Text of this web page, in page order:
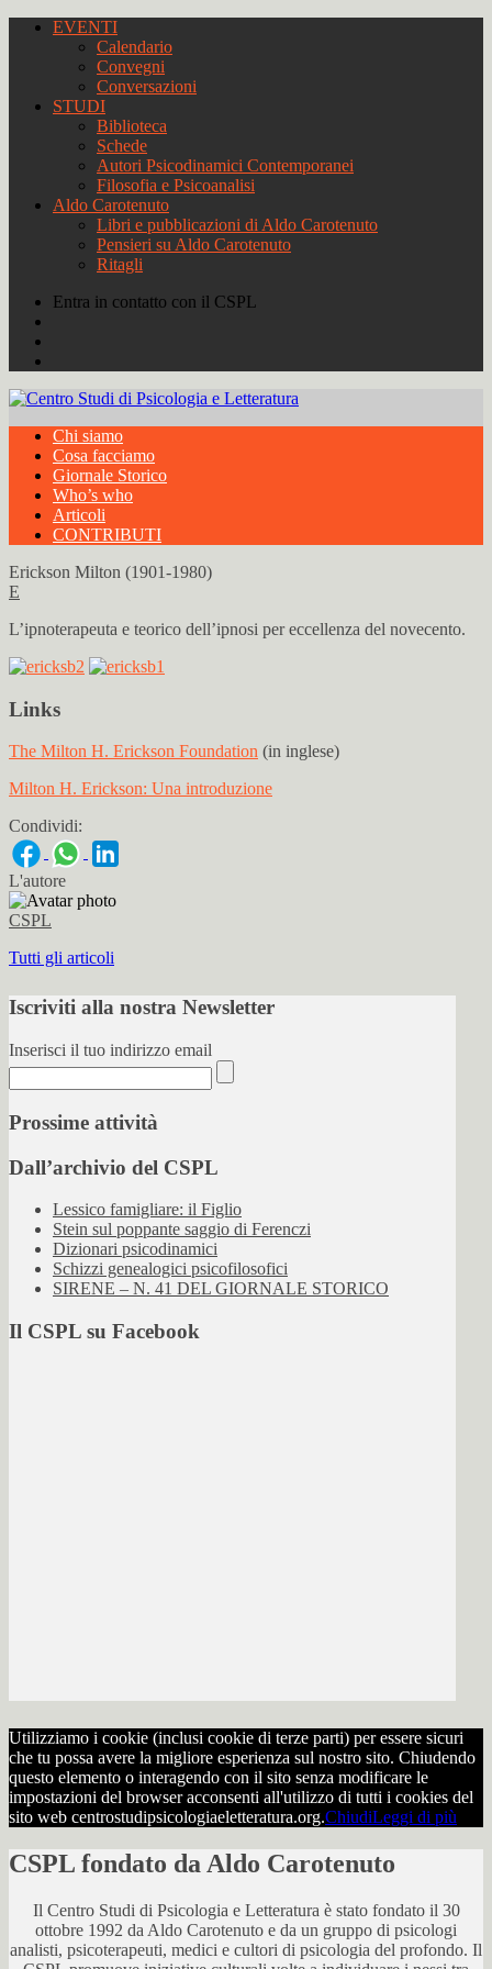
EVENTI
Calendario
Convegni
Conversazioni
STUDI
Biblioteca
Schede
Autori Psicodinamici Contemporanei
Filosofia e Psicoanalisi
Aldo Carotenuto
Libri e pubblicazioni di Aldo Carotenuto
Pensieri su Aldo Carotenuto
Ritagli
Entra in contatto con il CSPL
Chi siamo
Cosa facciamo
Giornale Storico
Who’s who
Articoli
CONTRIBUTI
Erickson Milton (1901-1980)
E
L’ipnoterapeuta e teorico dell’ipnosi per eccellenza del novecento.
Links
The Milton H. Erickson Foundation (in inglese)
Milton H. Erickson: Una introduzione
Condividi:
L'autore
CSPL
Tutti gli articoli
Iscriviti alla nostra Newsletter
Inserisci il tuo indirizzo email
Prossime attività
Dall’archivio del CSPL
Lessico famigliare: il Figlio
Stein sul poppante saggio di Ferenczi
Dizionari psicodinamici
Schizzi genealogici psicofilosofici
SIRENE – N. 41 DEL GIORNALE STORICO
Il CSPL su Facebook
Utilizziamo i cookie (inclusi cookie di terze parti) per essere sicuri
che tu possa avere la migliore esperienza sul nostro sito. Chiudendo
questo elemento o interagendo con il sito senza modificare le
impostazioni del browser acconsenti all'utilizzo di tutti i cookies del
sito web centrostudipsicologiaeletteratura.org.ChiudiLeggi di più
CSPL fondato da Aldo Carotenuto
Il Centro Studi di Psicologia e Letteratura è stato fondato il 30
ottobre 1992 da Aldo Carotenuto e da un gruppo di psicologi
analisti, psicoterapeuti, medici e cultori di psicologia del profondo. Il